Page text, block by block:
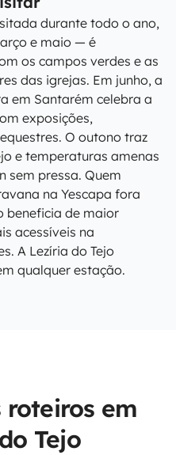
durante todo o ano,
e maio — é
os campos verdes e as
das igrejas. Em junho, a
em Santarém celebra a
exposições,
O outono traz
e temperaturas amenas
sem pressa. Quem
na Yescapa fora
beneficia de maior
acessíveis na
A Lezíria do Tejo
qualquer estação.
roteiros em
Tejo